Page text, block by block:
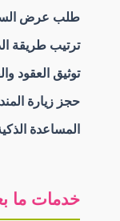
طلب عرض
ترتيب طريقة
توثيق العقود
حجز زيارة
المساعدة
خدمات ما